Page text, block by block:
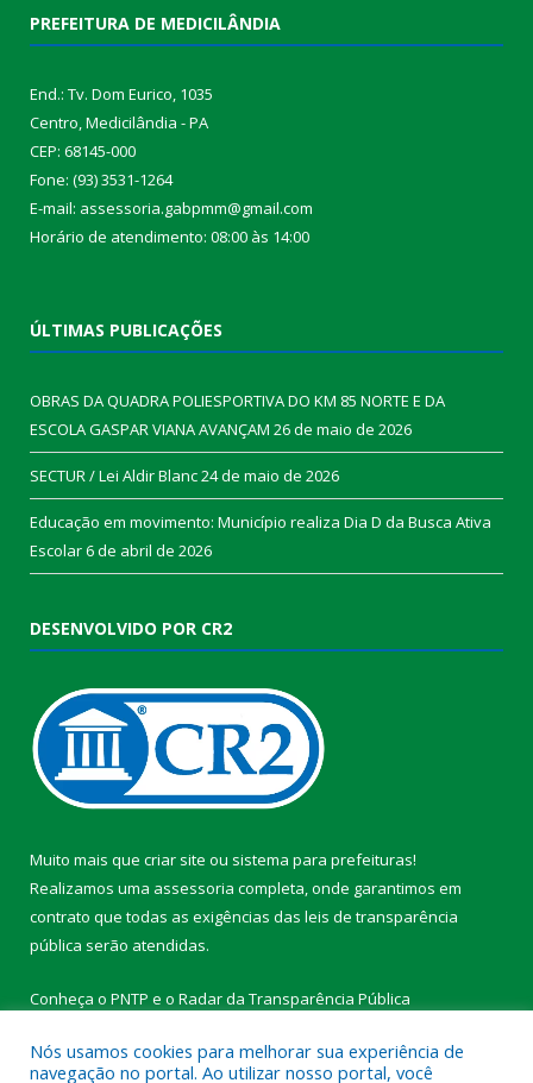
PREFEITURA DE MEDICILÂNDIA
End.: Tv. Dom Eurico, 1035
Centro, Medicilândia - PA
CEP: 68145-000
Fone: (93) 3531-1264
E-mail: assessoria.gabpmm@gmail.com
Horário de atendimento: 08:00 às 14:00
ÚLTIMAS PUBLICAÇÕES
OBRAS DA QUADRA POLIESPORTIVA DO KM 85 NORTE E DA
ESCOLA GASPAR VIANA AVANÇAM 26 de maio de 2026
SECTUR / Lei Aldir Blanc24 de maio de 2026
Educação em movimento: Município realiza Dia D da Busca Ativa
Escolar6 de abril de 2026
DESENVOLVIDO POR CR2
Muito mais que criar site ou sistema para prefeituras!
Realizamos uma assessoria completa, onde garantimos em
contrato que todas as exigências das leis de transparência
pública serão atendidas.
Conheça o PNTP e o Radar da Transparência Pública
Nós usamos cookies para melhorar sua experiência de
navegação no portal. Ao utilizar nosso portal, você